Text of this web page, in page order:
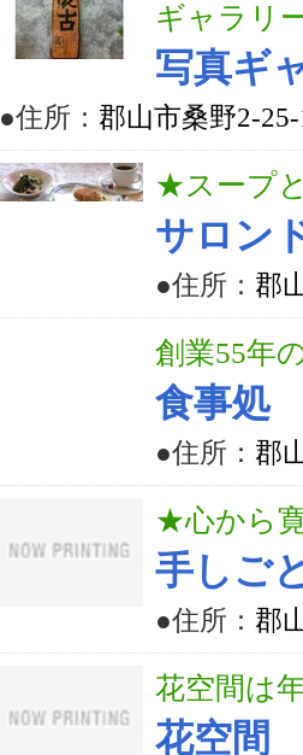
ギャラリ
写真ギ
●住所： 郡山市桑野2-
★スープ
サロン
●住所： 郡
創業55年
食事処
●住所： 郡
★心から
手しご
●住所： 郡
花空間は
花空間